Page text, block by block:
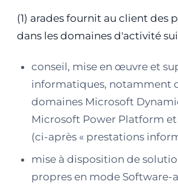
(1) arades fournit au client des
dans les domaines d'activité
conseil, mise en œuvre et
informatiques, notamment
domaines Microsoft
Microsoft Power Platform
(ci-après « prestations
mise à disposition de
propres en mode Software-